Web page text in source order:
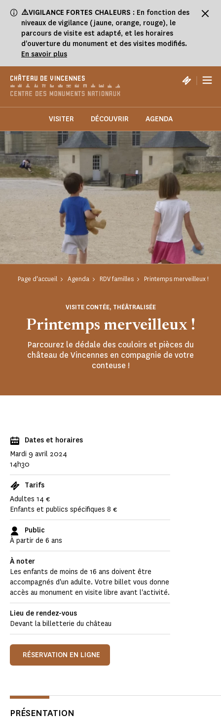
⚠️VIGILANCE FORTES CHALEURS : En fonction des
niveaux de vigilance (jaune, orange, rouge), le
parcours de visite est adapté, et les horaires
d'ouverture du monument et des visites modifiés.
En savoir plus
CHÂTEAU DE VINCENNES |
VISITER DÉCOUVRIR AGENDA
Page d'accueil Agenda RDV familles Printemps merveilleux !
Printemps merveilleux !
VISITE CONTÉE, THÉÂTRALISÉE
Parcourez le dédale des couloirs et pièces du
château de Vincennes en compagnie de votre
conteuse !
Dates et horaires
Mardi 9 avril 2024
14h30
Tarifs
Adultes 14 €
Enfants et publics spécifiques 8 €
Public
À partir de 6 ans
À noter
Les enfants de moins de 16 ans doivent être
accompagnés d'un adulte. Votre billet vous donne
accès au monument en visite libre avant l'activité.
Lieu de rendez-vous
Devant la billetterie du château
RÉSERVATION EN LIGNE
PRÉSENTATION